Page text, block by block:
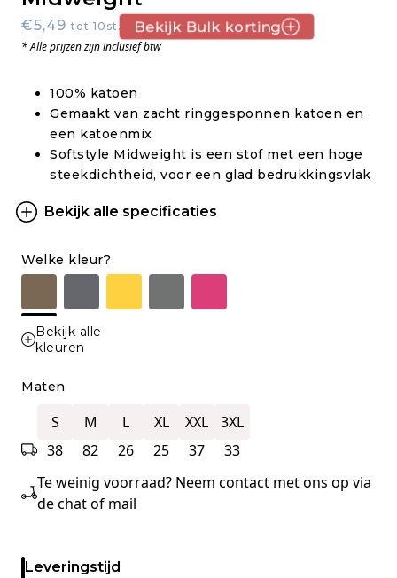
€5,49tot 10st. Bekijk Bulk korting
* Alle prijzen zijn inclusief btw
100% katoen
Gemaakt van zacht ringgesponnen katoen en
een katoenmix
Softstyle Midweight is een stof met een hoge
steekdichtheid, voor een glad bedrukkingsvlak
Bekijk alle specificaties
Welke kleur?
Bekijk alle
kleuren
Maten
S
38
M
82
L
26
XL
25
XXL
37
3XL
33
Te weinig voorraad? Neem contact met ons op via
de chat of mail
Leveringstijd